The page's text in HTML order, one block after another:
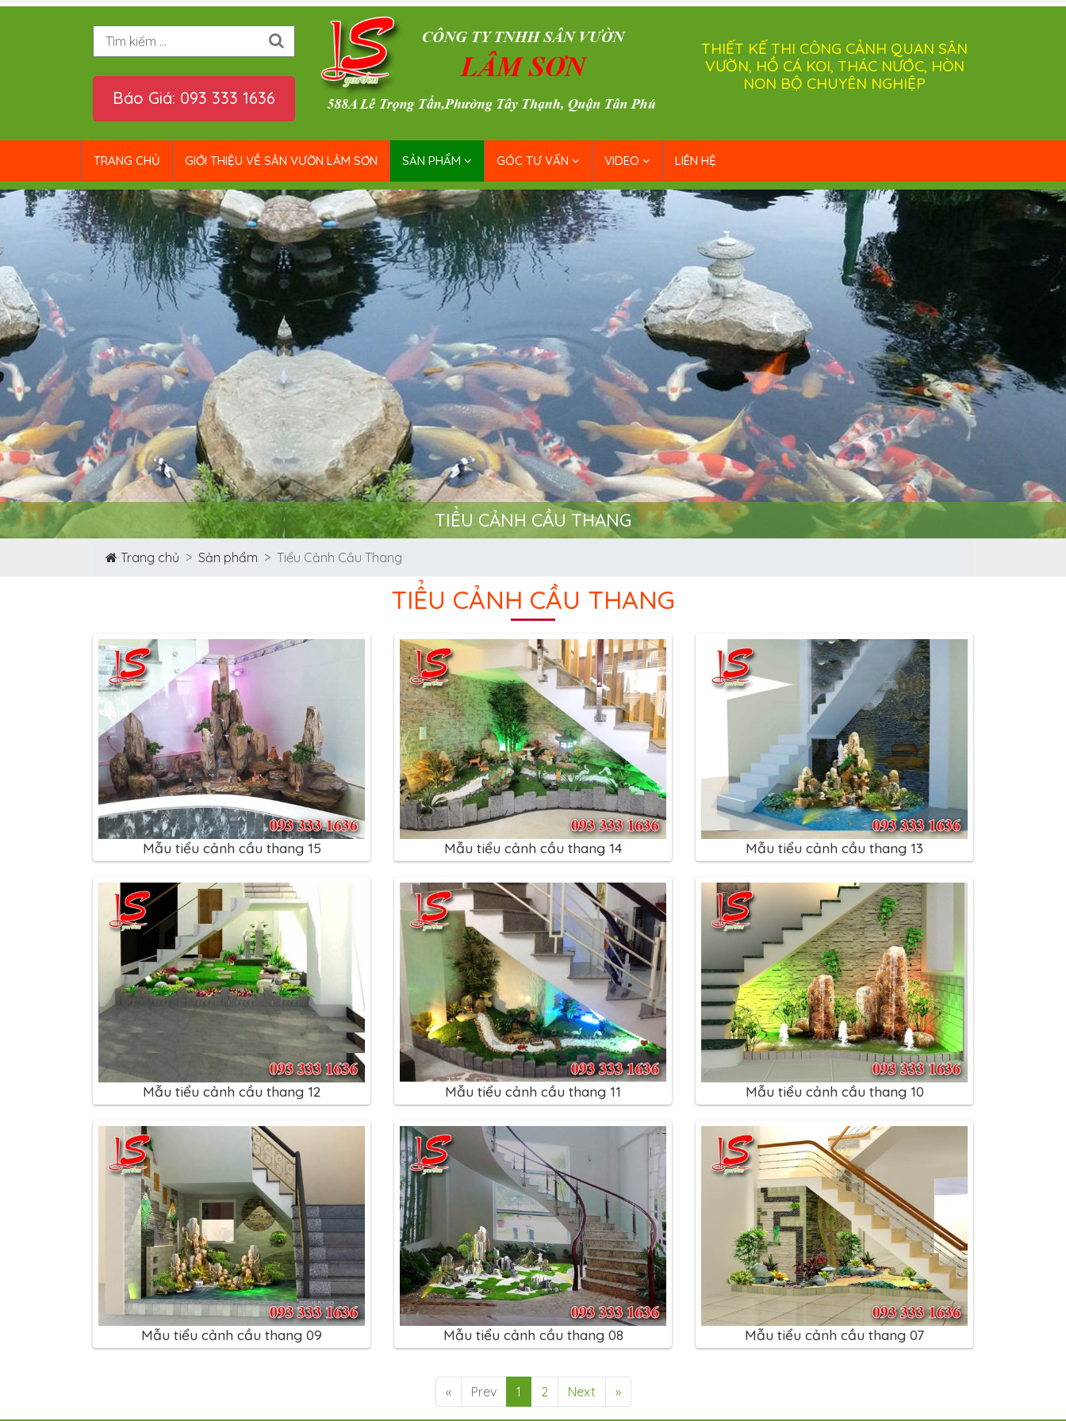
Tìm kiếm
Báo Giá: 093 333 1636
THIẾT KẾ THI CÔNG CẢNH QUAN SÂN
VƯỜN, HỒ CÁ KOI, THÁC NƯỚC, HÒN
NON BỘ CHUYÊN NGHIỆP
TRANG CHỦ GIỚI THIỆU VỀ SÂN VƯỜN LÂM SƠN SẢN PHẨM GÓC TƯ VẤN VIDEO LIÊN HỆ
TIỂU CẢNH CẦU THANG
Trang chủ Sản phẩm Tiểu Cảnh Cầu Thang
TIỂU CẢNH CẦU THANG
Mẫu tiểu cảnh cầu thang 15 Mẫu tiểu cảnh cầu thang 14 Mẫu tiểu cảnh cầu thang 13
Mẫu tiểu cảnh cầu thang 12 Mẫu tiểu cảnh cầu thang 11 Mẫu tiểu cảnh cầu thang 10
Mẫu tiểu cảnh cầu thang 09 Mẫu tiểu cảnh cầu thang 08 Mẫu tiểu cảnh cầu thang 07
« Prev 1 2 Next »